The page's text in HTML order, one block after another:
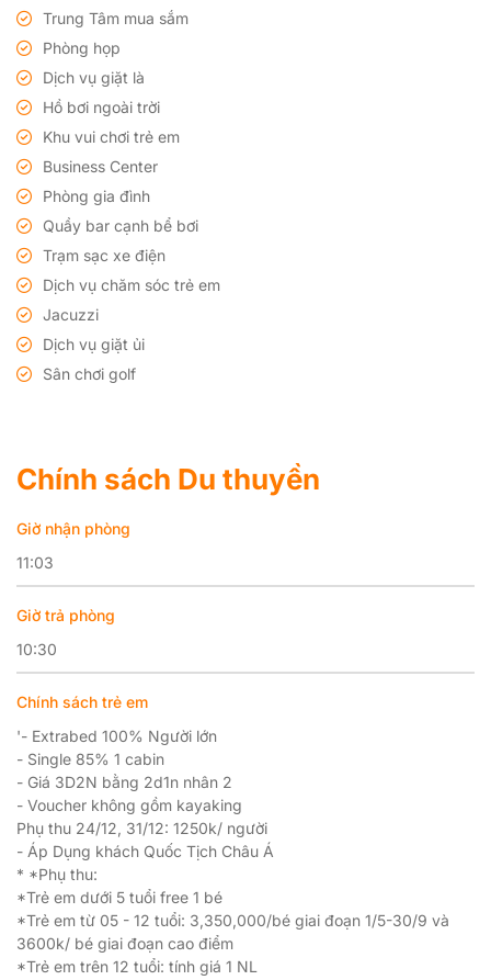
Trung Tâm mua sắm
Phòng họp
Dịch vụ giặt là
Hồ bơi ngoài trời
Khu vui chơi trẻ em
Business Center
Phòng gia đình
Quầy bar cạnh bể bơi
Trạm sạc xe điện
Dịch vụ chăm sóc trẻ em
Jacuzzi
Dịch vụ giặt ủi
Sân chơi golf
Chính sách Du thuyền
Giờ nhận phòng
11:03
Giờ trả phòng
10:30
Chính sách trẻ em
'- Extrabed 100% Người lớn
- Single 85% 1 cabin
- Giá 3D2N bằng 2d1n nhân 2
- Voucher không gồm kayaking
Phụ thu 24/12, 31/12: 1250k/ người
- Áp Dụng khách Quốc Tịch Châu Á
* *Phụ thu:
*Trẻ em dưới 5 tuổi free 1 bé
*Trẻ em từ 05 - 12 tuổi: 3,350,000/bé giai đoạn 1/5-30/9 và
3600k/ bé giai đoạn cao điểm
*Trẻ em trên 12 tuổi: tính giá 1 NL